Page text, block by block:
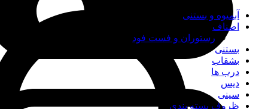
آبمیوه و بستنی
اصناف
رستوران و فست فود
بستنی
بشقاب
درب ها
دیس
سینی
ظروف بسته بندی